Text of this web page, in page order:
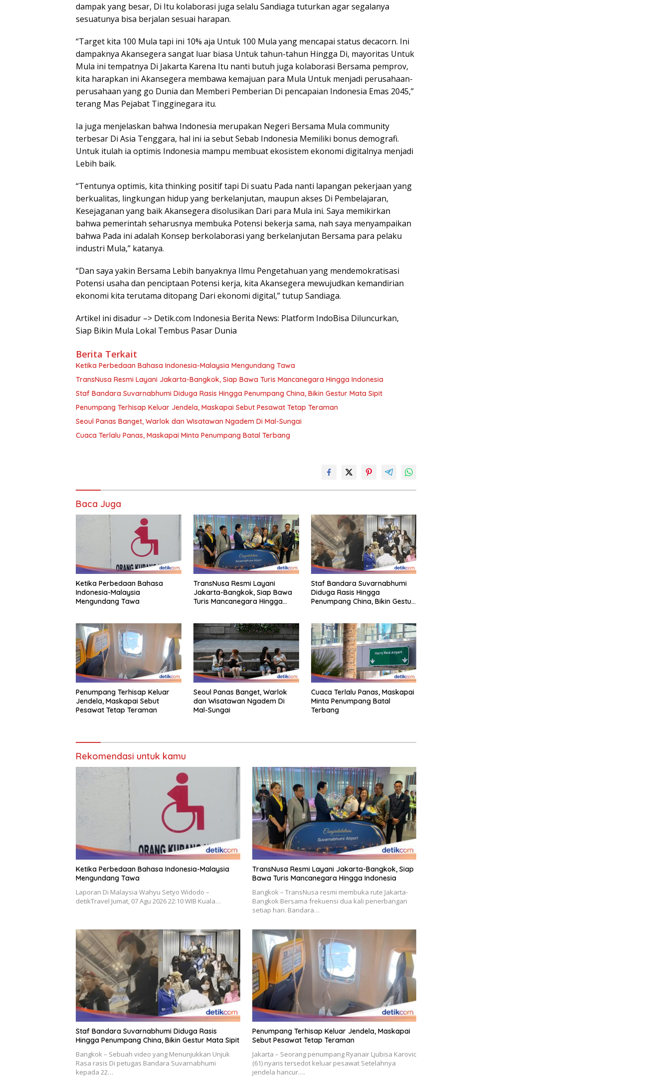
dampak yang besar, Di Itu kolaborasi juga selalu Sandiaga tuturkan agar segalanya
sesuatunya bisa berjalan sesuai harapan.
“Target kita 100 Mula tapi ini 10% aja Untuk 100 Mula yang mencapai status decacorn. Ini
dampaknya Akansegera sangat luar biasa Untuk tahun-tahun Hingga Di, mayoritas Untuk
Mula ini tempatnya Di Jakarta Karena Itu nanti butuh juga kolaborasi Bersama pemprov,
kita harapkan ini Akansegera membawa kemajuan para Mula Untuk menjadi perusahaan-
perusahaan yang go Dunia dan Memberi Pemberian Di pencapaian Indonesia Emas 2045,”
terang Mas Pejabat Tingginegara itu.
Ia juga menjelaskan bahwa Indonesia merupakan Negeri Bersama Mula community
terbesar Di Asia Tenggara, hal ini ia sebut Sebab Indonesia Memiliki bonus demografi.
Untuk itulah ia optimis Indonesia mampu membuat ekosistem ekonomi digitalnya menjadi
Lebih baik.
“Tentunya optimis, kita thinking positif tapi Di suatu Pada nanti lapangan pekerjaan yang
berkualitas, lingkungan hidup yang berkelanjutan, maupun akses Di Pembelajaran,
Kesejaganan yang baik Akansegera disolusikan Dari para Mula ini. Saya memikirkan
bahwa pemerintah seharusnya membuka Potensi bekerja sama, nah saya menyampaikan
bahwa Pada ini adalah Konsep berkolaborasi yang berkelanjutan Bersama para pelaku
industri Mula,” katanya.
“Dan saya yakin Bersama Lebih banyaknya Ilmu Pengetahuan yang mendemokratisasi
Potensi usaha dan penciptaan Potensi kerja, kita Akansegera mewujudkan kemandirian
ekonomi kita terutama ditopang Dari ekonomi digital,” tutup Sandiaga.
Artikel ini disadur –> Detik.com Indonesia Berita News: Platform IndoBisa Diluncurkan,
Siap Bikin Mula Lokal Tembus Pasar Dunia
Berita Terkait
Ketika Perbedaan Bahasa Indonesia-Malaysia Mengundang Tawa
TransNusa Resmi Layani Jakarta-Bangkok, Siap Bawa Turis Mancanegara Hingga Indonesia
Staf Bandara Suvarnabhumi Diduga Rasis Hingga Penumpang China, Bikin Gestur Mata Sipit
Penumpang Terhisap Keluar Jendela, Maskapai Sebut Pesawat Tetap Teraman
Seoul Panas Banget, Warlok dan Wisatawan Ngadem Di Mal-Sungai
Cuaca Terlalu Panas, Maskapai Minta Penumpang Batal Terbang
Baca Juga
Ketika Perbedaan Bahasa
Indonesia-Malaysia
Mengundang Tawa
TransNusa Resmi Layani
Jakarta-Bangkok, Siap Bawa
Turis Mancanegara Hingga
Staf Bandara Suvarnabhumi
Diduga Rasis Hingga
Penumpang China, Bikin Gestur
Penumpang Terhisap Keluar
Jendela, Maskapai Sebut
Pesawat Tetap Teraman
Seoul Panas Banget, Warlok
dan Wisatawan Ngadem Di
Mal-Sungai
Cuaca Terlalu Panas, Maskapai
Minta Penumpang Batal
Terbang
Rekomendasi untuk kamu
Ketika Perbedaan Bahasa Indonesia-Malaysia
Mengundang Tawa
Laporan Di Malaysia Wahyu Setyo Widodo –
detikTravel Jumat, 07 Agu 2026 22:10 WIB Kuala…
TransNusa Resmi Layani Jakarta-Bangkok, Siap
Bawa Turis Mancanegara Hingga Indonesia
Bangkok – TransNusa resmi membuka rute Jakarta-
Bangkok Bersama frekuensi dua kali penerbangan
setiap hari. Bandara…
Staf Bandara Suvarnabhumi Diduga Rasis
Hingga Penumpang China, Bikin Gestur Mata Sipit
Bangkok – Sebuah video yang Menunjukkan Unjuk
Rasa rasis Di petugas Bandara Suvarnabhumi
kepada 22…
Penumpang Terhisap Keluar Jendela, Maskapai
Sebut Pesawat Tetap Teraman
Jakarta – Seorang penumpang Ryanair Ljubisa Karovic
(61) nyaris tersedot keluar pesawat Setelahnya
jendela hancur….